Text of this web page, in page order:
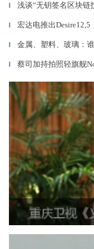
▎ 浅谈“无钥签名区块链
▎ 宏达电推出Desire12,5
▎ 金属、塑料、玻璃：
▎ 蔡司加持拍照轻旗舰